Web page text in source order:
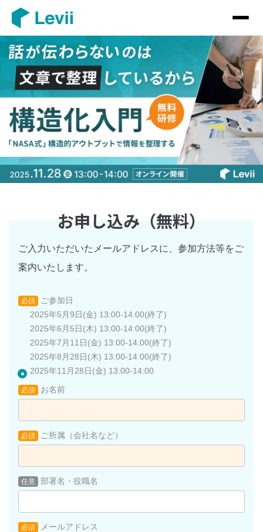
お申し込み（無料）
ご入力いただいたメールアドレスに、参加方法等をご
案内いたします。
必須
ご参加日
2025年5月9日(金) 13:00-14:00(終了)
2025年6月5日(木) 13:00-14:00(終了)
2025年7月11日(金) 13:00-14:00(終了)
2025年8月28日(木) 13:00-14:00(終了)
2025年11月28日(金) 13:00-14:00
必須 お名前
必須 ご所属（会社名など）
任意 部署名・役職名
必須 メールアドレス